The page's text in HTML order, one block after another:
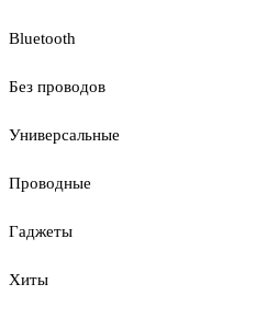
Bluetooth
Без проводов
Универсальные
Проводные
Гаджеты
Хиты